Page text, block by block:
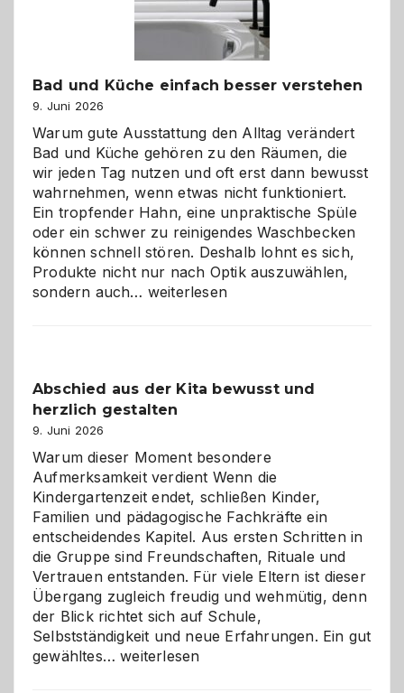
Bad und Küche einfach besser verstehen
9. Juni 2026
Warum gute Ausstattung den Alltag verändert
Bad und Küche gehören zu den Räumen, die
wir jeden Tag nutzen und oft erst dann bewusst
wahrnehmen, wenn etwas nicht funktioniert.
Ein tropfender Hahn, eine unpraktische Spüle
oder ein schwer zu reinigendes Waschbecken
können schnell stören. Deshalb lohnt es sich,
Produkte nicht nur nach Optik auszuwählen,
sondern auch… Bad
verstehen
weiterlesen
Abschied aus der Kita bewusst und
herzlich gestalten
9. Juni 2026
Warum dieser Moment besondere
Aufmerksamkeit verdient Wenn die
Kindergartenzeit endet, schließen Kinder,
Familien und pädagogische Fachkräfte ein
entscheidendes Kapitel. Aus ersten Schritten in
die Gruppe sind Freundschaften, Rituale und
Vertrauen entstanden. Für viele Eltern ist dieser
Übergang zugleich freudig und wehmütig, denn
der Blick richtet sich auf Schule,
Selbstständigkeit und neue Erfahrungen. Ein gut
gewähltes…Abschied
weiterlesen